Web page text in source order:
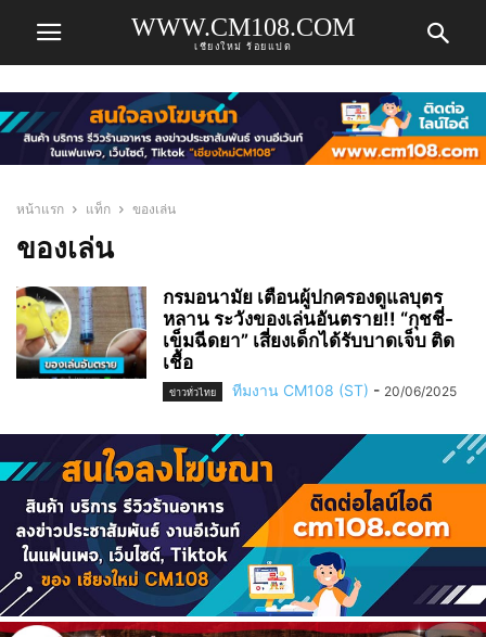
WWW.CM108.COM
เชียงใหม่ ร้อยแปด
หน้าแรก แท็ก ของเล่น
ของเล่น
กรมอนามัย เตือนผู้ปกครองดูแลบุตร
หลาน ระวังของเล่นอันตราย!! “กุชชี่-
เข็มฉีดยา” เสี่ยงเด็กได้รับบาดเจ็บ ติด
เชื้อ
ข่าวทั่วไทย ทีมงาน CM108 (ST) - 20/06/2025